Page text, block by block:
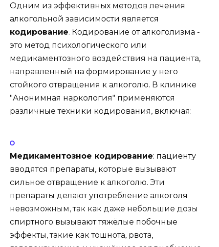
Одним из эффективных методов лечения
алкогольной зависимости является
кодирование. Кодирование от алкоголизма -
это метод психологического или
медикаментозного воздействия на пациента,
направленный на формирование у него
стойкого отвращения к алкоголю. В клинике
"Анонимная наркология" применяются
различные техники кодирования, включая:
Медикаментозное кодирование: пациенту
вводятся препараты, которые вызывают
сильное отвращение к алкоголю. Эти
препараты делают употребление алкоголя
невозможным, так как даже небольшие дозы
спиртного вызывают тяжёлые побочные
эффекты, такие как тошнота, рвота,